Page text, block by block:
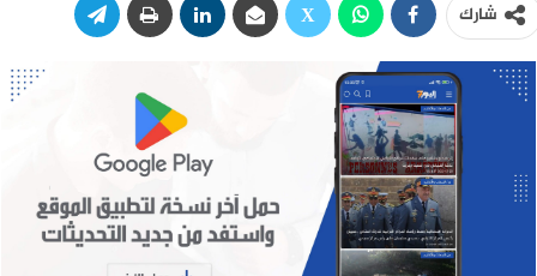
شارك